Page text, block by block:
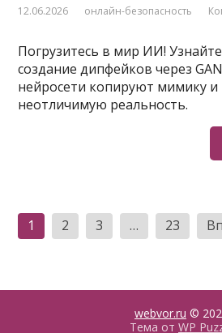
12.06.2026 онлайн-безопасность
Погрузитесь в мир ИИ!
создание дипфейков через
нейросети копируют мимику и
неотличимую реальность.
Пагинация
записей
1 2 3 … 23
webvor.ru ©
Тема от WP